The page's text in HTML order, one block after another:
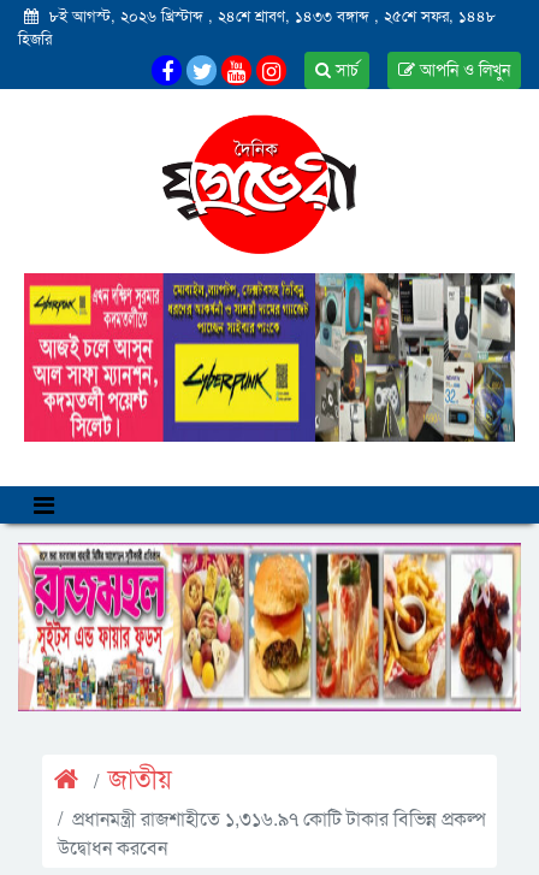
৮ই আগস্ট, ২০২৬ খ্রিস্টাব্দ , ২৪শে শ্রাবণ, ১৪৩৩ বঙ্গাব্দ , ২৫শে সফর, ১৪৪৮
হিজরি
আপনি ও লিখুন
সার্চ
জাতীয়
প্রধানমন্ত্রী রাজশাহীতে ১,৩১৬.৯৭ কোটি টাকার বিভিন্ন প্রকল্প
উদ্বোধন করবেন